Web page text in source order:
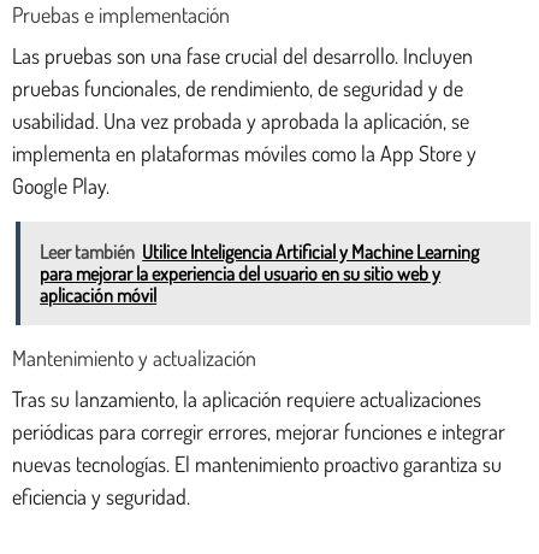
Pruebas e implementación
Las pruebas son una fase crucial del desarrollo. Incluyen
pruebas funcionales, de rendimiento, de seguridad y de
usabilidad. Una vez probada y aprobada la aplicación, se
implementa en plataformas móviles como la App Store y
Google Play.
Leer también Utilice Inteligencia Artificial y Machine Learning
para mejorar la experiencia del usuario en su sitio web y
aplicación móvil
Mantenimiento y actualización
Tras su lanzamiento, la aplicación requiere actualizaciones
periódicas para corregir errores, mejorar funciones e integrar
nuevas tecnologías. El mantenimiento proactivo garantiza su
eficiencia y seguridad.